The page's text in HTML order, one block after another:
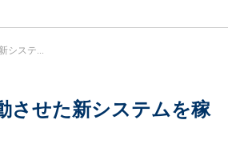
システ...
させた新システムを稼